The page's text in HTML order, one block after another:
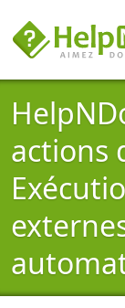
actions